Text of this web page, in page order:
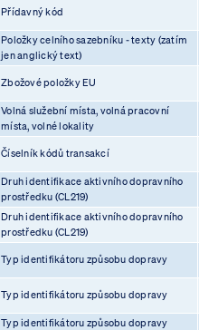
Přídavný kód
Položky celního sazebníku - texty (zatím
jen anglický text)
Zbožové položky EU
Volná služební místa, volná pracovní
místa, volné lokality
Číselník kódů transakcí
Druh identifikace aktivního dopravního
prostředku (CL219)
Druh identifikace aktivního dopravního
prostředku (CL219)
Typ identifikátoru způsobu dopravy
Typ identifikátoru způsobu dopravy
Typ identifikátoru způsobu dopravy